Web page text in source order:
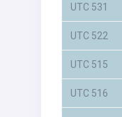
UTC 531
UTC 522
UTC 515
UTC 516